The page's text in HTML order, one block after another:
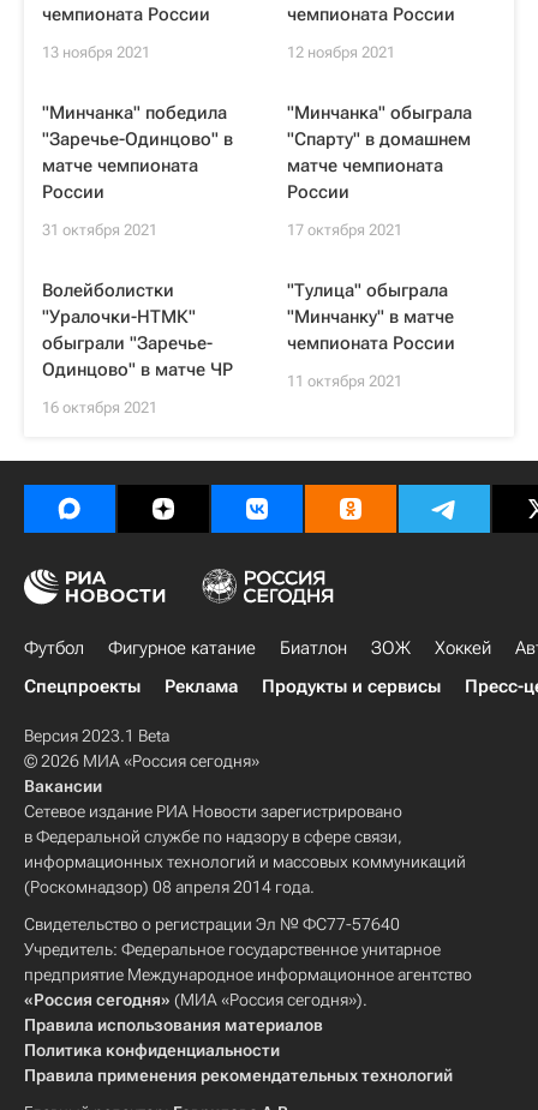
чемпионата России
13 ноября 2021
чемпионата России
12 ноября 2021
"Минчанка" победила
"Заречье-Одинцово" в
матче чемпионата
России
31 октября 2021
"Минчанка" обыграла
"Спарту" в домашнем
матче чемпионата
России
17 октября 2021
Волейболистки
"Уралочки-НТМК"
обыграли "Заречье-
Одинцово" в матче ЧР
16 октября 2021
"Тулица" обыграла
"Минчанку" в матче
чемпионата России
11 октября 2021
Футбол Фигурное катание Биатлон ЗОЖ Хоккей
Спецпроекты
Реклама Продукты и сервисы Пресс-
Версия 2023.1 Beta
© 2026 МИА «Россия сегодня»
Вакансии
Сетевое издание РИА Новости зарегистрировано
в Федеральной службе по надзору в сфере связи,
информационных технологий и массовых коммуникаций
(Роскомнадзор) 08 апреля 2014 года.
Свидетельство о регистрации Эл № ФС77-57640
Учредитель: Федеральное государственное унитарное
предприятие Международное информационное агентство
«Россия сегодня» (МИА «Россия сегодня»).
Правила использования материалов
Политика конфиденциальности
Правила применения рекомендательных технологий